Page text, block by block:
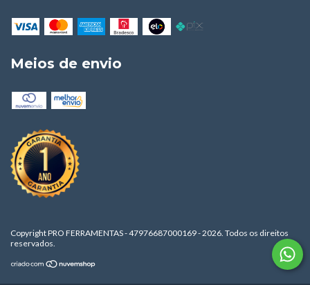
Meios de envio
Copyright PRO FERRAMENTAS - 47976687000169 - 2026. Todos os direitos
reservados.